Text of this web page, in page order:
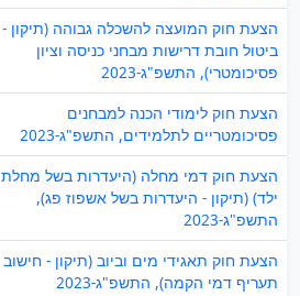
הצעת חוק המועצה להשכלה גבוהה (תיקון -
ביטול חובת דרישות מבחני כניסה וציון
פסיכומטרי), התשפ"ג-2023
הצעת חוק לימודי הכנה למבחנים
פסיכומטריים לתלמידים, התשפ"ג-2023
הצעת חוק דמי מחלה (היעדרות בשל מחלת
ילד) (תיקון - היעדרות בשל אשפוז פג),
התשפ"ג-2023
הצעת חוק תאגידי מים וביוב (תיקון - חישוב
תעריף דמי הקמה), התשפ"ג-2023